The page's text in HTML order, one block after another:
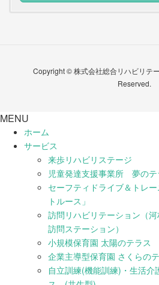
Copyright © 株式会社総合リハビリテ
Reserved.
MENU
ホーム
サービス
来歩リハビリステージ
児童発達支援事業所 夢のテ
セーフティドライブ＆トレ
トルース」
訪問リハビリテーション（
訪問ステーション）
小規模保育園 太陽のテラス
企業主導型保育園 さくらの
自立訓練(機能訓練)・生活